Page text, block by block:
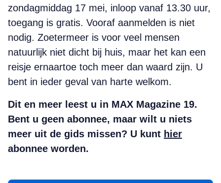
zondag­middag 17 mei, inloop vanaf 13.30 uur,
toegang is gratis. Vooraf aanmelden is niet
nodig. Zoetermeer is voor veel mensen
natuurlijk niet dicht bij huis, maar het kan een
reisje ernaartoe toch meer dan waard zijn. U
bent in ieder geval van harte welkom.
Dit en meer leest u in MAX Magazine 19.
Bent u geen abonnee, maar wilt u niets
meer uit de gids missen? U kunt hier
abonnee worden.